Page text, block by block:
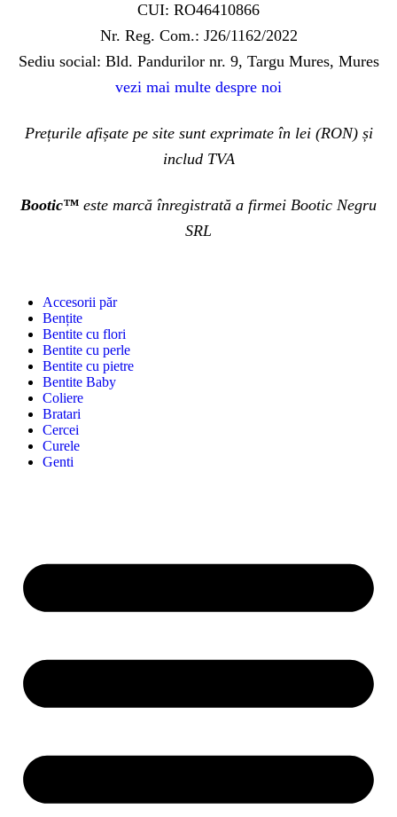
CUI: RO46410866
Nr. Reg. Com.: J26/1162/2022
Sediu social: Bld. Pandurilor nr. 9, Targu Mures, Mures
vezi mai multe despre noi
Prețurile afișate pe site sunt exprimate în lei (RON) și
includ TVA
Bootic™ este marcă înregistrată a firmei Bootic Negru
SRL
Accesorii păr
Bențite
Bentite cu flori
Bentite cu perle
Bentite cu pietre
Bentite Baby
Coliere
Bratari
Cercei
Curele
Genti